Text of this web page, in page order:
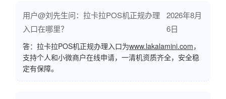
用户@刘先生问：拉卡拉POS机正规办理
入口在哪里？
2026年8月
6日
答：拉卡拉POS机正规办理入口为www.lakalamini.com，
支持个人和小微商户在线申请，一清机资质齐全，安全稳
定有保障。